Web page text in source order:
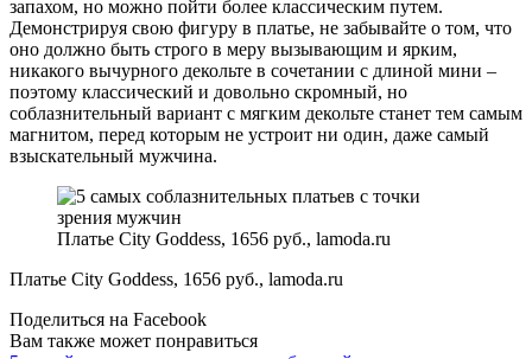
запахом, но можно пойти более классическим путем.
Демонстрируя свою фигуру в платье, не забывайте о том, что
оно должно быть строго в меру вызывающим и ярким,
никакого вычурного декольте в сочетании с длиной мини –
поэтому классический и довольно скромный, но
соблазнительный вариант с мягким декольте станет тем самым
магнитом, перед которым не устроит ни один, даже самый
взыскательный мужчина.
Платье City Goddess, 1656 руб., lamoda.ru
Платье City Goddess, 1656 руб., lamoda.ru
Поделиться на Facebook
Вам также может понравиться